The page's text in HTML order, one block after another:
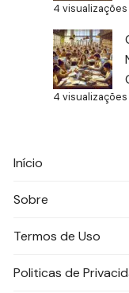
4 visualizações
4 visualizações
Início
Sobre
Termos de Uso
Politicas de